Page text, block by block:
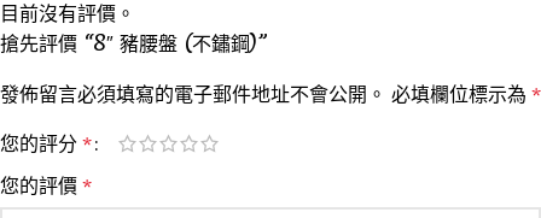
目前沒有評價。
搶先評價 “8″ 豬腰盤 (不鏽鋼)”
發佈留言必須填寫的電子郵件地址不會公開。 必填欄位標示為 *
您的評分 *
您的評價 *